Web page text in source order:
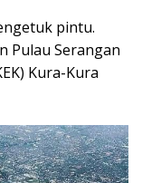
pintu.
Pulau Serangan
Kura-Kura